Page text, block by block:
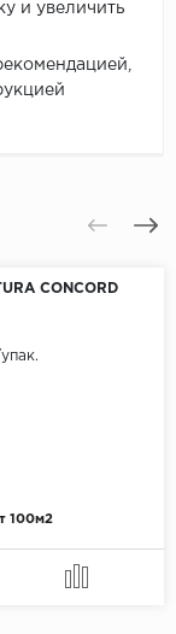
и увеличить
CONCORD
100м2